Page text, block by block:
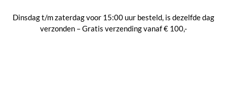
Dinsdag t/m zaterdag voor 15:00 uur besteld, is dezelfde dag
verzonden – Gratis verzending vanaf € 100,-